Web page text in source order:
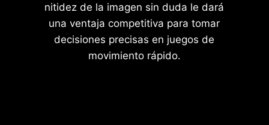
nitidez de la imagen sin duda le dará
una ventaja competitiva para tomar
decisiones precisas en juegos de
movimiento rápido.